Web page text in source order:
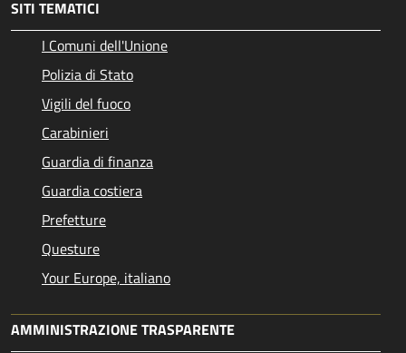
SITI TEMATICI
I Comuni dell'Unione
Polizia di Stato
Vigili del fuoco
Carabinieri
Guardia di finanza
Guardia costiera
Prefetture
Questure
Your Europe, italiano
AMMINISTRAZIONE TRASPARENTE